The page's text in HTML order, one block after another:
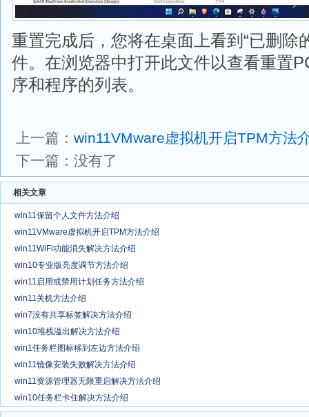
重置完成后，您将在桌面上看到“已删除
件。在浏览器中打开此文件以查看重置
序和程序的列表。
上一篇：win11VMware虚拟机开启TPM方法
下一篇：没有了
相关文章
win11保留个人文件方法介绍
win11VMware虚拟机开启TPM方法介绍
win11WiFi功能消失解决方法介绍
win10专业版亮度调节方法介绍
win11启用或禁用计划任务方法介绍
win11关机方法介绍
win7没有共享标签解决方法介绍
win10堆栈溢出解决方法介绍
win1任务栏图标移到左边方法介绍
win11镜像安装失败解决方法介绍
win11资源管理器无限重启解决方法介绍
win10任务栏卡住解决方法介绍